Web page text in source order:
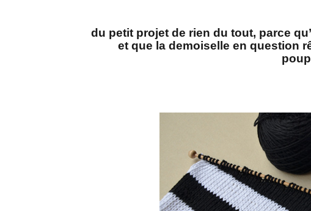
du petit projet de rien du tout, parce
et que la demoiselle en question